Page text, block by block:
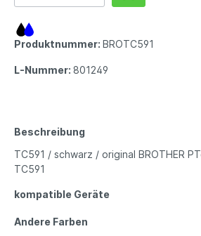
Produktnummer: BROTC591
L-Nummer: 801249
Beschreibung
TC591 / schwarz / original BROTHER
TC591
kompatible Geräte
Andere Farben